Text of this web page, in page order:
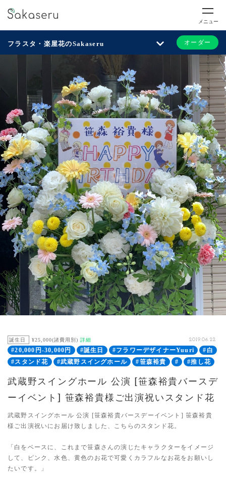
メニュー
フラスタ・楽屋花のSakaseru オーダー
誕生日 ¥25,000(諸費用別) 詳細 2019.06.22
#20,000円-30,000円 #誕生日 #フラワーデザイナーYuuri
#白
#スタンド花
#武蔵野スイングホール #笹森裕貴 # #推し花
武蔵野スイングホール 公演 [笹森裕貴バースデ
ーイベント] 笹森裕貴様ご出演祝いスタンド花
武蔵野スイングホール 公演 [笹森裕貴バースデーイベント] 笹森裕貴
様ご出演祝いにお届け致しました、こちらのスタンド花。
「白をベースに、これまで笹森さんの演じたキャラクターをイメージ
して、ピンク、水色、黄色のお花で可愛くカラフルなお花をお願いし
たいです。」